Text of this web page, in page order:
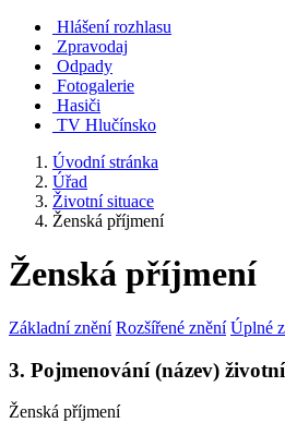
Hlášení rozhlasu
Zpravodaj
Odpady
Fotogalerie
Hasiči
TV Hlučínsko
Úvodní stránka
Úřad
Životní situace
Ženská příjmení
Ženská příjmení
Základní znění Rozšířené znění Úplné
3. Pojmenování (název)
Ženská příjmení